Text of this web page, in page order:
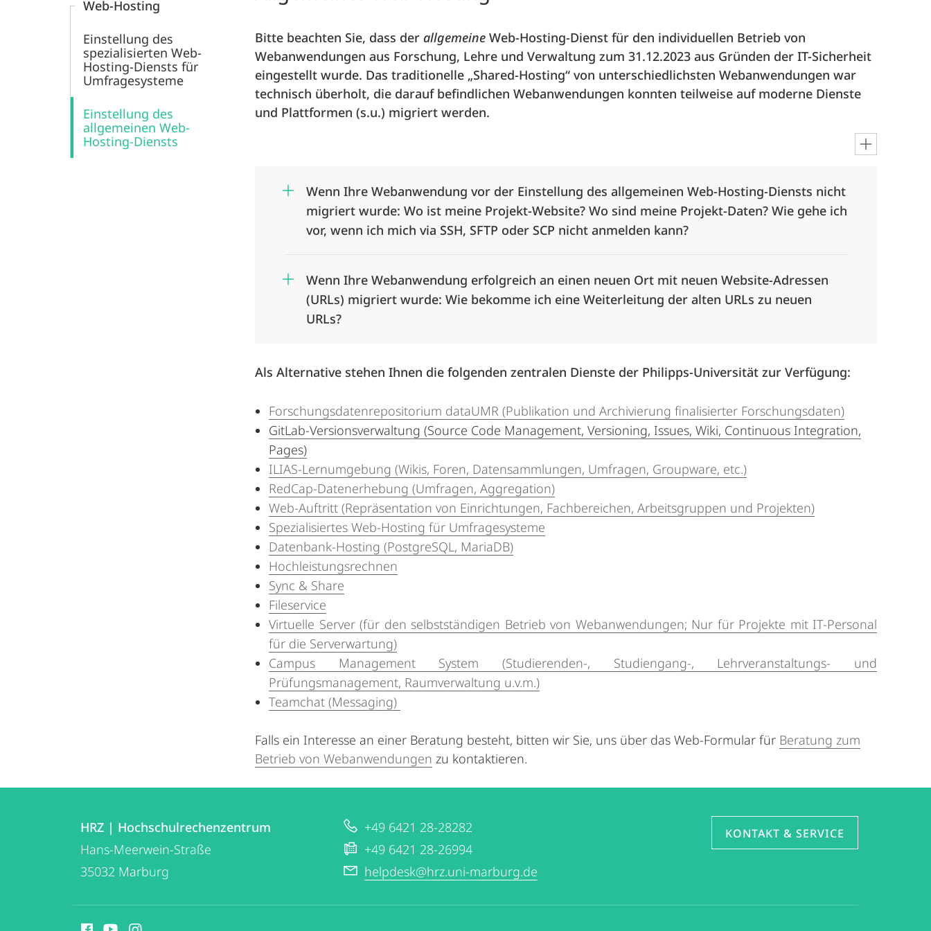
Web-Hosting
Einstellung des
spezialisierten Web-
Hosting-Diensts für
Umfragesysteme
Einstellung des
allgemeinen Web-
Hosting-Diensts
Bitte beachten Sie, dass der allgemeine Web-Hosting-Dienst für den individuellen Betrieb von
Webanwendungen aus Forschung, Lehre und Verwaltung zum 31.12.2023 aus Gründen der IT-Sicherheit
eingestellt wurde. Das traditionelle „Shared-Hosting“ von unterschiedlichsten Webanwendungen war
technisch überholt, die darauf befindlichen Webanwendungen konnten teilweise auf moderne Dienste
und Plattformen (s.u.) migriert werden.
Wenn Ihre Webanwendung vor der Einstellung des allgemeinen Web-Hosting-Diensts nicht
migriert wurde: Wo ist meine Projekt-Website? Wo sind meine Projekt-Daten? Wie gehe ich
vor, wenn ich mich via SSH, SFTP oder SCP nicht anmelden kann?
Wenn Ihre Webanwendung erfolgreich an einen neuen Ort mit neuen Website-Adressen
(URLs) migriert wurde: Wie bekomme ich eine Weiterleitung der alten URLs zu neuen
URLs?
Als Alternative stehen Ihnen die folgenden zentralen Dienste der Philipps-Universität zur Verfügung:
Forschungsdatenrepositorium dataUMR (Publikation und Archivierung finalisierter Forschungsdaten)
GitLab-Versionsverwaltung (Source Code Management, Versioning, Issues, Wiki, Continuous Integration,
Pages)
ILIAS-Lernumgebung (Wikis, Foren, Datensammlungen, Umfragen, Groupware, etc.)
RedCap-Datenerhebung (Umfragen, Aggregation)
Web-Auftritt (Repräsentation von Einrichtungen, Fachbereichen, Arbeitsgruppen und Projekten)
Spezialisiertes Web-Hosting für Umfragesysteme
Datenbank-Hosting (PostgreSQL, MariaDB)
Hochleistungsrechnen
Sync & Share
Fileservice
Virtuelle Server (für den selbstständigen Betrieb von Webanwendungen; Nur für Projekte mit IT-Personal
für die Serverwartung)
Campus Management System (Studierenden-, Studiengang-, Lehrveranstaltungs- und
Prüfungsmanagement, Raumverwaltung u.v.m.)
Teamchat (Messaging)
Falls ein Interesse an einer Beratung besteht, bitten wir Sie, uns über das Web-Formular für Beratung zum
Betrieb von Webanwendungen zu kontaktieren.
Informationen
Kontaktinformationen
HRZ
|
Hochschulrechenzentrum
HRZ | Hochschulrechenzentrum
Hans-Meerwein-Straße
35032 Marburg
+49 6421 28-28282
+49 6421 28-26994
helpdesk@hrz.uni-marburg.de
KONTAKT & SERVICE